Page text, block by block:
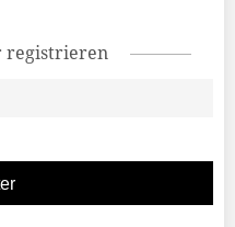
registrieren